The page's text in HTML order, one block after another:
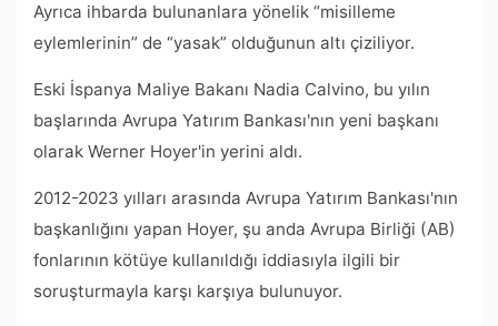
Ayrıca ihbarda bulunanlara yönelik “misilleme
eylemlerinin” de “yasak” olduğunun altı çiziliyor.
Eski İspanya Maliye Bakanı Nadia Calvino, bu yılın
başlarında Avrupa Yatırım Bankası'nın yeni başkanı
olarak Werner Hoyer'in yerini aldı.
2012-2023 yılları arasında Avrupa Yatırım Bankası'nın
başkanlığını yapan Hoyer, şu anda Avrupa Birliği (AB)
fonlarının kötüye kullanıldığı iddiasıyla ilgili bir
soruşturmayla karşı karşıya bulunuyor.